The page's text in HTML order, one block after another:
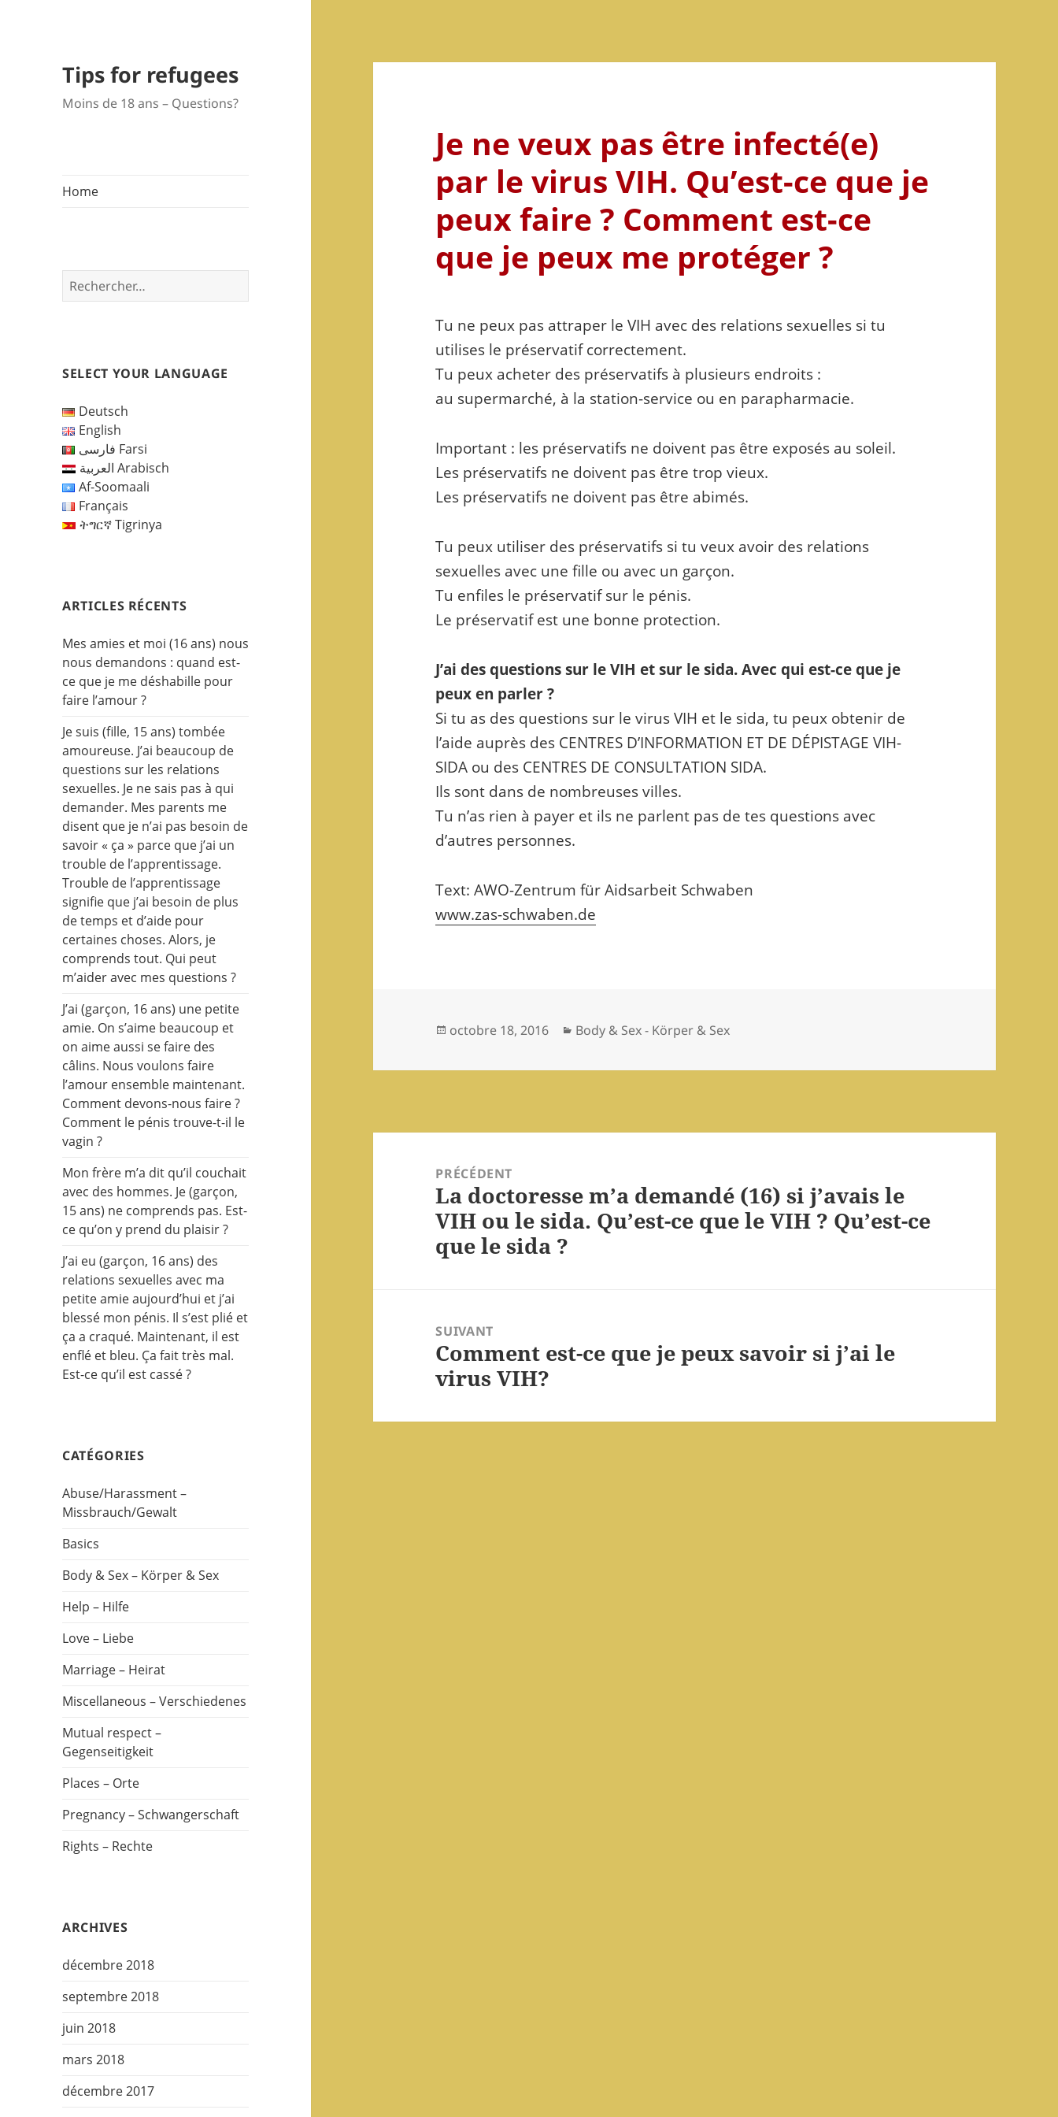
Tips for refugees
Moins de 18 ans – Questions?
Home
Rechercher :
SELECT YOUR LANGUAGE
Deutsch
English
فارسی Farsi
العربية Arabisch
Af-Soomaali
Français
ትግርኛ Tigrinya
ARTICLES RÉCENTS
Mes amies et moi (16 ans) nous
nous demandons : quand est-
ce que je me déshabille pour
faire l’amour ?
Je suis (fille, 15 ans) tombée
amoureuse. J’ai beaucoup de
questions sur les relations
sexuelles. Je ne sais pas à qui
demander. Mes parents me
disent que je n’ai pas besoin de
savoir « ça » parce que j’ai un
trouble de l’apprentissage.
Trouble de l’apprentissage
signifie que j’ai besoin de plus
de temps et d’aide pour
certaines choses. Alors, je
comprends tout. Qui peut
m’aider avec mes questions ?
J’ai (garçon, 16 ans) une petite
amie. On s’aime beaucoup et
on aime aussi se faire des
câlins. Nous voulons faire
l’amour ensemble maintenant.
Comment devons-nous faire ?
Comment le pénis trouve-t-il le
vagin ?
Mon frère m’a dit qu’il couchait
avec des hommes. Je (garçon,
15 ans) ne comprends pas. Est-
ce qu’on y prend du plaisir ?
J’ai eu (garçon, 16 ans) des
relations sexuelles avec ma
petite amie aujourd’hui et j’ai
blessé mon pénis. Il s’est plié et
ça a craqué. Maintenant, il est
enflé et bleu. Ça fait très mal.
Est-ce qu’il est cassé ?
CATÉGORIES
Abuse/Harassment –
Missbrauch/Gewalt
Basics
Body & Sex – Körper & Sex
Help – Hilfe
Love – Liebe
Marriage – Heirat
Miscellaneous – Verschiedenes
Mutual respect –
Gegenseitigkeit
Places – Orte
Pregnancy – Schwangerschaft
Rights – Rechte
ARCHIVES
décembre 2018
septembre 2018
juin 2018
mars 2018
décembre 2017
Je ne veux pas être infecté(e)
par le virus VIH. Qu’est-ce que je
peux faire ? Comment est-ce
que je peux me protéger ?
Tu ne peux pas attraper le VIH avec des relations sexuelles si tu
utilises le préservatif correctement.
Tu peux acheter des préservatifs à plusieurs endroits :
au supermarché, à la station-service ou en parapharmacie.
Important : les préservatifs ne doivent pas être exposés au soleil.
Les préservatifs ne doivent pas être trop vieux.
Les préservatifs ne doivent pas être abimés.
Tu peux utiliser des préservatifs si tu veux avoir des relations
sexuelles avec une fille ou avec un garçon.
Tu enfiles le préservatif sur le pénis.
Le préservatif est une bonne protection.
J’ai des questions sur le VIH et sur le sida. Avec qui est-ce que je
peux en parler ?
Si tu as des questions sur le virus VIH et le sida, tu peux obtenir de
l’aide auprès des CENTRES D’INFORMATION ET DE DÉPISTAGE VIH-
SIDA ou des CENTRES DE CONSULTATION SIDA.
Ils sont dans de nombreuses villes.
Tu n’as rien à payer et ils ne parlent pas de tes questions avec
d’autres personnes.
Text: AWO-Zentrum für Aidsarbeit Schwaben
www.zas-schwaben.de
Publié
octobre 18, 2016 Catégories
Body & Sex - Körper & Sex
PRÉCÉDENT
Article
précédent :
La doctoresse m’a demandé (16) si j’avais le
VIH ou le sida. Qu’est-ce que le VIH ? Qu’est-ce
que le sida ?
SUIVANT
Article
suivant :
Comment est-ce que je peux savoir si j’ai le
virus VIH?